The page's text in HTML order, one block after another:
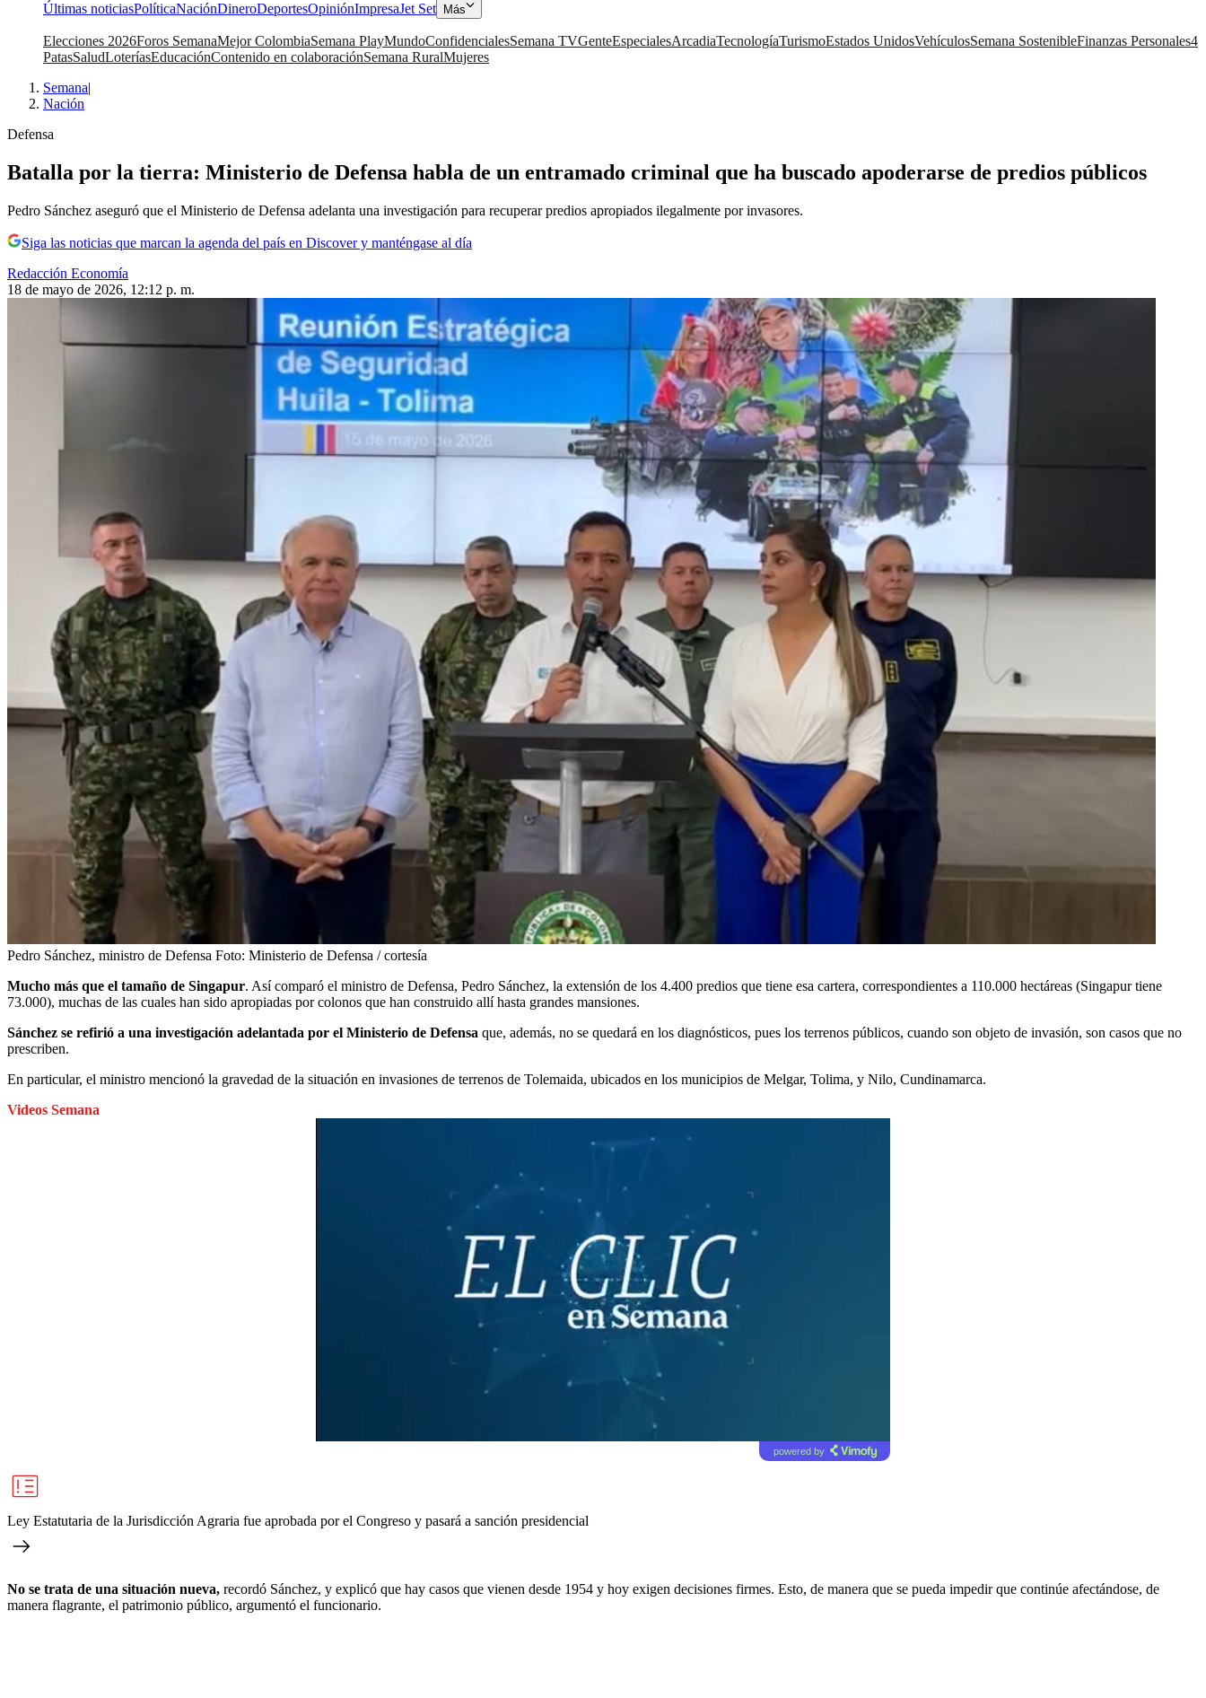
Últimas noticiasPolíticaNaciónDineroDeportesOpiniónImpresaJet Set Más
Elecciones 2026Foros SemanaMejor ColombiaSemana PlayMundoConfidencialesSemana TVGenteEspecialesArcadiaTecnologíaTurismoEstados UnidosVehículosSemana SostenibleFinanzas Personales4
PatasSaludLoteríasEducaciónContenido en colaboraciónSemana RuralMujeres
Semana|
Nación
Defensa
Batalla por la tierra: Ministerio de Defensa habla de un entramado criminal que ha buscado apoderarse de predios públicos
Pedro Sánchez aseguró que el Ministerio de Defensa adelanta una investigación para recuperar predios apropiados ilegalmente por invasores.
Siga las noticias que marcan la agenda del país en Discover y manténgase al día
Redacción Economía
18 de mayo de 2026, 12:12 p. m.
Pedro Sánchez, ministro de Defensa Foto: Ministerio de Defensa / cortesía
Mucho más que el tamaño de Singapur. Así comparó el ministro de Defensa, Pedro Sánchez, la extensión de los 4.400 predios que tiene esa cartera, correspondientes a 110.000 hectáreas (Singapur tiene
73.000), muchas de las cuales han sido apropiadas por colonos que han construido allí hasta grandes mansiones.
Sánchez se refirió a una investigación adelantada por el Ministerio de Defensa que, además, no se quedará en los diagnósticos, pues los terrenos públicos, cuando son objeto de invasión, son casos que no
prescriben.
En particular, el ministro mencionó la gravedad de la situación en invasiones de terrenos de Tolemaida, ubicados en los municipios de Melgar, Tolima, y Nilo, Cundinamarca.
Videos Semana
powered by
Ley Estatutaria de la Jurisdicción Agraria fue aprobada por el Congreso y pasará a sanción presidencial
No se trata de una situación nueva, recordó Sánchez, y explicó que hay casos que vienen desde 1954 y hoy exigen decisiones firmes. Esto, de manera que se pueda impedir que continúe afectándose, de
manera flagrante, el patrimonio público, argumentó el funcionario.